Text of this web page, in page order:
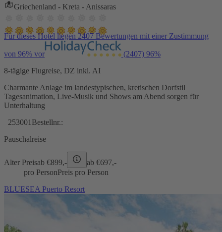
Griechenland - Kreta - Anissaras
Für dieses Hotel liegen 2407 Bewertungen mit einer Zustimmung
von 96% vor (2407) 96%
8-tägige Flugreise, DZ inkl. AI
Charmante Anlage im landestypischen, kretischen Dorfstil
Tagesanimation, Live-Musik und Shows am Abend sorgen für
Unterhaltung
253001 Bestellnr.:
Pauschalreise
Alter Preisab €899,- ab €697,-
pro PersonPreis pro Person
BLUESEA Puerto Resort